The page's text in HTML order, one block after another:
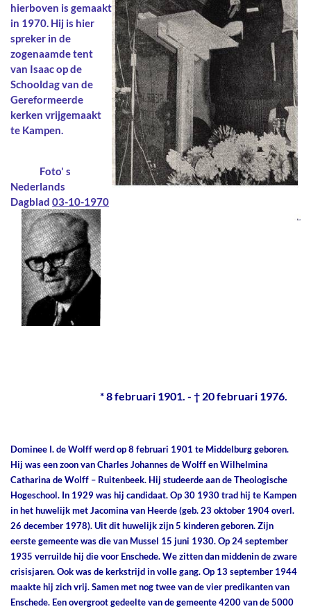
hierboven is gemaakt
in 1970. Hij is hier
spreker in de
zogenaamde tent
van Isaac op de
Schooldag van de
Gereformeerde
kerken vrijgemaakt
te Kampen.
Foto' s
Nederlands
Dagblad 03-10-1970
* 8 februari 1901. - † 20 februari 1976.
Dominee I. de Wolff werd op 8 februari 1901 te Middelburg geboren.
Hij was een zoon van Charles Johannes de Wolff en Wilhelmina
Catharina de Wolff – Ruitenbeek. Hij studeerde aan de Theologische
Hogeschool. In 1929 was hij candidaat. Op 30 1930 trad hij te Kampen
in het huwelijk met Jacomina van Heerde (geb. 23 oktober 1904 overl.
26 december 1978). Uit dit huwelijk zijn 5 kinderen geboren. Zijn
eerste gemeente was die van Mussel 15 juni 1930. Op 24 september
1935 verruilde hij die voor Enschede. We zitten dan middenin de zware
crisisjaren. Ook was de kerkstrijd in volle gang. Op 13 september 1944
maakte hij zich vrij. Samen met nog twee van de vier predikanten van
Enschede. Een overgroot gedeelte van de gemeente 4200 van de 5000